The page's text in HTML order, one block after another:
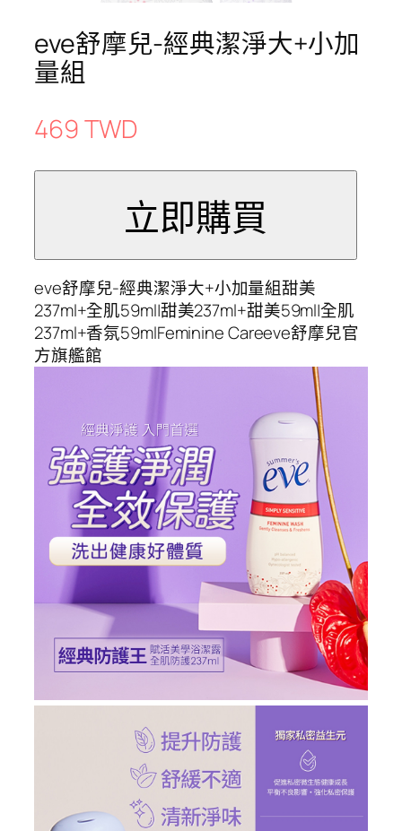
eve舒摩兒-經典潔淨大+小加
量組
469 TWD
eve舒摩兒-經典潔淨大+小加量組甜美
237ml+全肌59ml|甜美237ml+甜美59ml|全肌
237ml+香氛59mlFeminine Careeve舒摩兒官
方旗艦館